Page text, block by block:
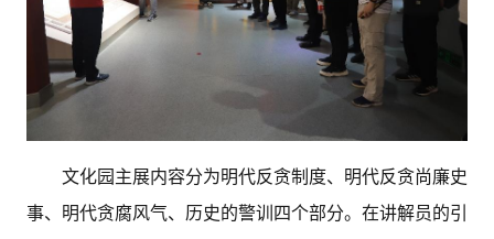
文化园主展内容分为明代反贪制度、明代反贪尚廉史
事、明代贪腐风气、历史的警训四个部分。在讲解员的引